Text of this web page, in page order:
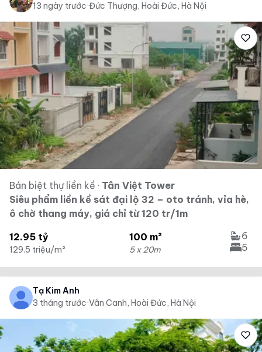
13 ngày trước·Đức Thượng, Hoài Đức, Hà Nội
Bán biệt thự liền kề · Tân Việt Tower
Siêu phẩm liền kề sát đại lộ 32 – oto tránh, vỉa hè,
ô chờ thang máy, giá chỉ từ 120 tr/1m
12.95 tỷ
129.5 triệu/m²
100 m²
5 x 20m
6
5
Tạ Kim Anh
3 tháng trước·Vân Canh, Hoài Đức, Hà Nội